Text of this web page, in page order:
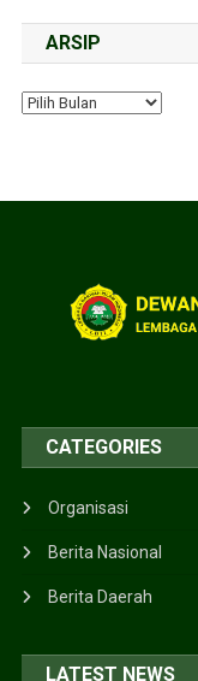
ARSIP
CATEGORIES
Organisasi
Berita Nasional
Berita Daerah
LATEST NEWS